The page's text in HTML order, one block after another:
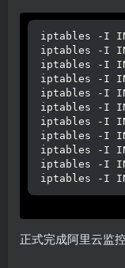
iptables -I
iptables -I
iptables -I
iptables -I
iptables -I
iptables -I
iptables -I
iptables -I
iptables -I
iptables -I
iptables -I
正式完成阿里云监